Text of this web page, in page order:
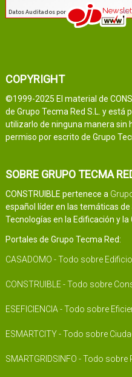
COPYRIGHT
©1999-2025 El material de
de Grupo Tecma Red S.L. y está
utilizarlo de ninguna manera sin
permiso por escrito de Grupo
SOBRE GRUPO TECMA
CONSTRUIBLE pertenece a
español líder en las temáticas
Tecnologías en la Edificación y la
Portales de Grupo Tecma Red:
CASADOMO - Todo sobre
CONSTRUIBLE - Todo sobre
ESEFICIENCIA - Todo sobre
ESMARTCITY - Todo sobre
SMARTGRIDSINFO - Todo